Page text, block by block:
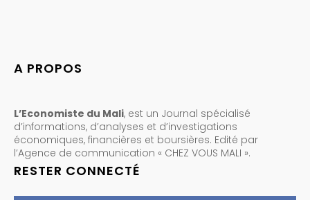
A PROPOS
L’Economiste du Mali, est un Journal spécialisé
d’informations, d’analyses et d’investigations
économiques, financières et boursières. Edité par
l’Agence de communication « CHEZ VOUS MALI ».
RESTER CONNECTÉ